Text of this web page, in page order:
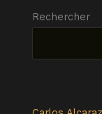
Rechercher